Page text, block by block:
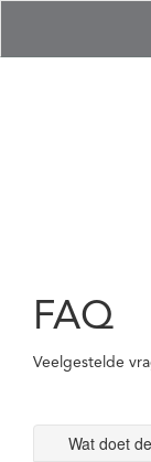
FAQ
Veelgestelde
Wat doet